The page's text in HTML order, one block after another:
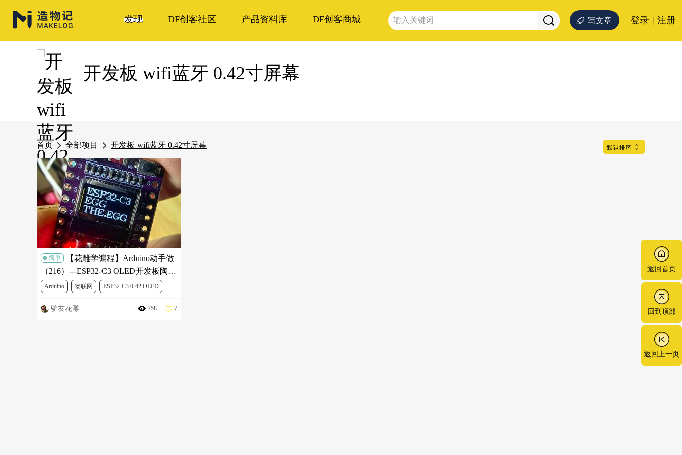
发现 DF创客社区 产品资料库 DF创客商城 写文章 登录 | 注册
返回首页
回到顶部
返回上一页
开发板 wifi蓝牙 0.42寸屏幕
首页 全部项目 开发板 wifi蓝牙 0.42寸屏幕
简单
【花雕学编程】Arduino动手做
（216）---ESP32-C3 OLED开发板陶瓷
天线 ESP32开发板 wifi蓝牙 0.42寸屏幕
Arduino 物联网 ESP32-C3 0.42 OLED
开发板 wifi蓝牙 0.42寸屏幕
驴友花雕 758 7